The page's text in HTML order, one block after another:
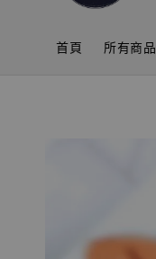
首頁 所有商品